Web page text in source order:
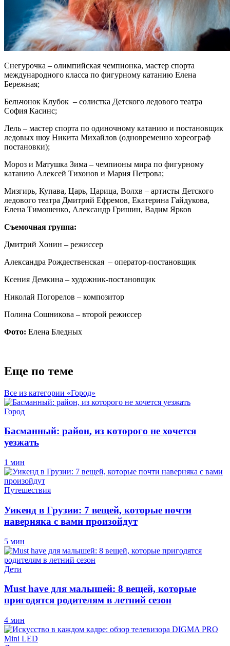
Снегурочка – олимпийская чемпионка, мастер спорта
международного класса по фигурному катанию Елена
Бережная;
Бельчонок Клубок – солистка Детского ледового театра
София Касинс;
Лель – мастер спорта по одиночному катанию и постановщик
ледовых шоу Никита Михайлов (одновременно хореограф
постановки);
Мороз и Матушка Зима – чемпионы мира по фигурному
катанию Алексей Тихонов и Мария Петрова;
Мизгирь, Купава, Царь, Царица, Волхв – артисты Детского
ледового театра Дмитрий Ефремов, Екатерина Гайдукова,
Елена Тимошенко, Александр Гришин, Вадим Ярков
Съемочная группа:
Дмитрий Хонин – режиссер
Александра Рождественская – оператор-постановщик
Ксения Демкина – художник-постановщик
Николай Погорелов – композитор
Полина Сошникова – второй режиссер
Фото: Елена Бледных
Еще по теме
Все из категории «Город»
Город
Басманный: район, из которого не хочется
уезжать
1 мин
Путешествия
Уикенд в Грузии: 7 вещей, которые почти
наверняка с вами произойдут
5 мин
Дети
Must have для малышей: 8 вещей, которые
пригодятся родителям в летний сезон
4 мин